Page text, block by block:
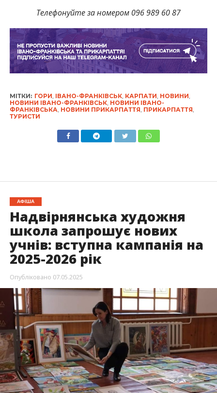
Телефонуйте за номером 096 989 60 87
МІТКИ: ГОРИ, ІВАНО-ФРАНКІВСЬК, КАРПАТИ, НОВИНИ,
НОВИНИ ІВАНО-ФРАНКІВСЬК, НОВИНИ ІВАНО-
ФРАНКІВСЬКА, НОВИНИ ПРИКАРПАТТЯ, ПРИКАРПАТТЯ,
ТУРИСТИ
АФІША
Надвірнянська художня
школа запрошує нових
учнів: вступна кампанія на
2025-2026 рік
Опубліковано 07.05.2025